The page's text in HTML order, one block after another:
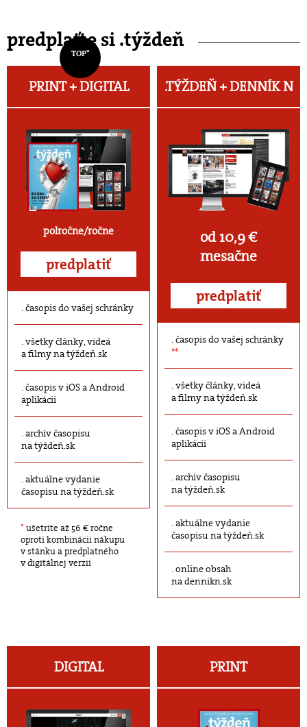
predplaťte si .týždeň
TOP*
PRINT + DIGITAL
polročne/ročne
predplatiť
časopis do vašej schránky
všetky články, videá
a filmy na týždeň.sk
časopis v iOS a Android
aplikácii
archív časopisu
na týždeň.sk
aktuálne vydanie
časopisu na týždeň.sk
* ušetríte až 56 € ročne
oproti kombinácii nákupu
v stánku a predplatného
v digitálnej verzii
.TÝŽDEŇ +DENNÍK N
od 10,9 €
mesačne
predplatiť
časopis do vašej schránky
**
všetky články, videá
a filmy na týždeň.sk
časopis v iOS a Android
aplikácii
archív časopisu
na týždeň.sk
aktuálne vydanie
časopisu na týždeň.sk
online obsah
na dennikn.sk
DIGITAL PRINT